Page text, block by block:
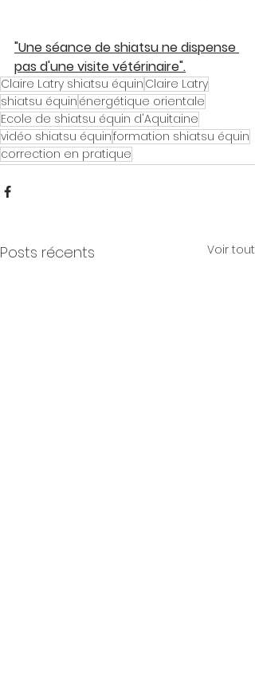
"Une séance de shiatsu ne dispense
pas d'une visite vétérinaire".
Claire Latry shiatsu équin Claire Latry
shiatsu équin énergétique orientale
Ecole de shiatsu équin d'Aquitaine
vidéo shiatsu équinformation shiatsu équin
correction en pratique
Posts récents Voir tout